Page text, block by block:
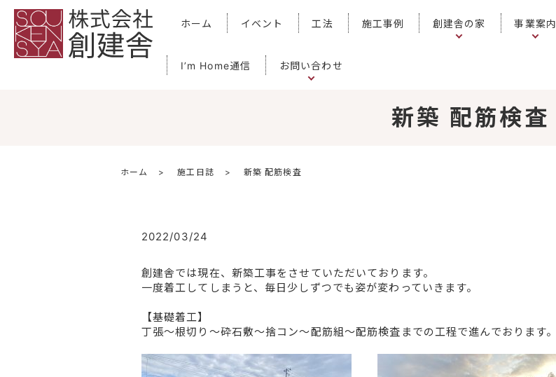
ホーム イベント 工法 施工事例 創建舎の家 事業案内
I’m Home通信 お問い合わせ
新築 配筋検査
ホーム 施工日誌 新築 配筋検査
2022/03/24
創建舎では現在、新築工事をさせていただいております。
一度着工してしまうと、毎日少しずつでも姿が変わっていきます。
【基礎着工】
丁張～根切り～砕石敷～捨コン～配筋組～配筋検査までの工程で進んでおります。